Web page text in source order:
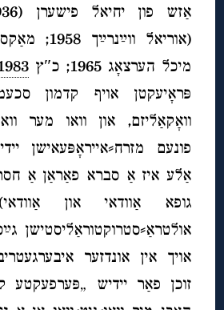
מיכל הערצאָג 1965; כ″ץ
פּראָיעקטן אויף קדמון
וואָקאַליזם, און וואו מער
פונעם מזרח⸗אייראָפּעאישן
אַלע איז אַ סברא פאַראַן אַ
גופא אַוודאי און
אולטראַ⸗סטרוקטוראַליסטישן
אויך אין אונדזער
זוכן פאַר יידיש „פּערפעקטע